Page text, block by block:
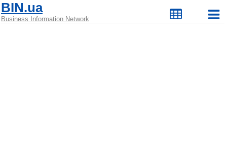
BIN.ua
Business Information Network